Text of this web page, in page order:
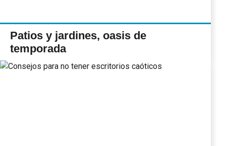
Patios y jardines, oasis de
temporada